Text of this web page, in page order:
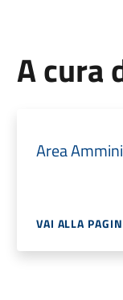
A cura
Area
VAI ALLA